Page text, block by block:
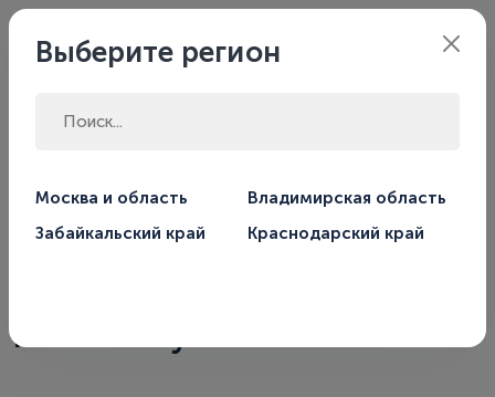
Москва
газовым мультиблоком
Выберите регион
Москва и область
Владимирская область
Забайкальский край
Краснодарский край